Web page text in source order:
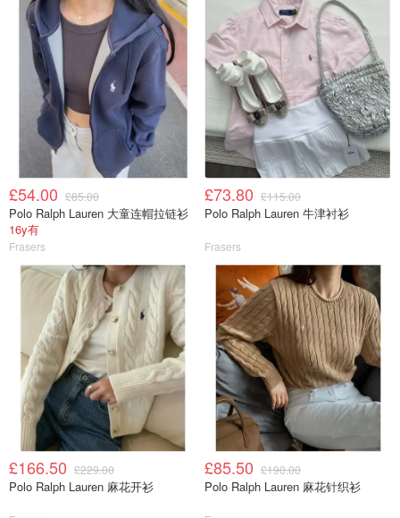
£54.00 £85.00
Polo Ralph Lauren 大童连帽拉链衫
16y有
Frasers
£73.80 £115.00
Polo Ralph Lauren 牛津衬衫
Frasers
£166.50 £229.00
Polo Ralph Lauren 麻花开衫
£85.50 £190.00
Polo Ralph Lauren 麻花针织衫